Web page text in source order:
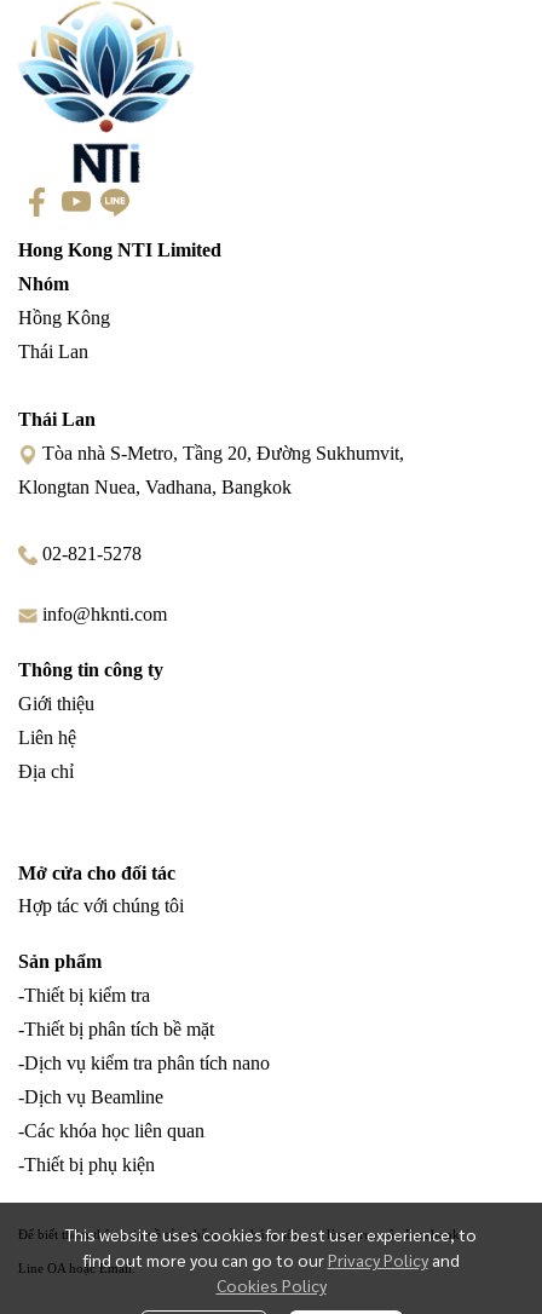
This website uses cookies for best user experience, to
find out more you can go to ourPrivacy Policy and
Cookies Policy
Hong Kong NTI Limited
Nhóm
Hồng Kông
Thái Lan
Thái Lan
Tòa nhà S-Metro, Tầng 20, Đường Sukhumvit,
Klongtan Nuea, Vadhana, Bangkok
02-821-5278
info@hknti.com
Thông tin công ty
Giới thiệu
Liên hệ
Địa chỉ
Mở cửa cho đối tác
Hợp tác với chúng tôi
Sản phẩm
-Thiết bị kiểm tra
-Thiết bị phân tích bề mặt
-Dịch vụ kiểm tra phân tích nano
-Dịch vụ Beamline
-Các khóa học liên quan
-Thiết bị phụ kiện
Để biết thêm thông tin về sản phẩm của chúng tôi, vui lòng truy cập Facebook
Line OA hoặc Email.